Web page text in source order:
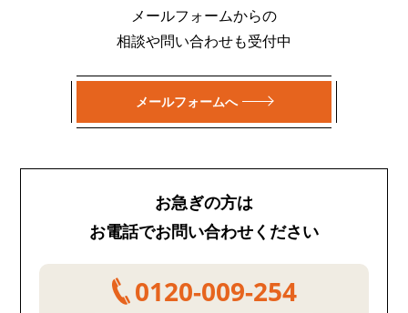
メールフォームからの
相談や問い合わせも受付中
メールフォームへ
お急ぎの方は
お電話でお問い合わせください
0120-009-254